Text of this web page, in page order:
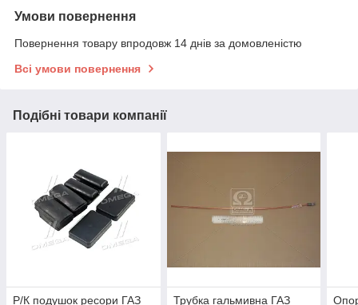
Умови повернення
Повернення товару впродовж 14 днів за домовленістю
Всі умови повернення
Подібні товари компанії
Р/К подушок ресори ГАЗ
Трубка гальмивна ГАЗ